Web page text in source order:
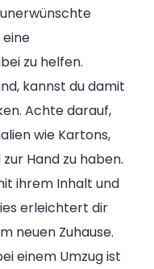
zu helfen.
kannst du damit
Achte darauf,
wie Kartons,
Hand zu haben.
ihrem Inhalt und
erleichtert dir
neuen Zuhause.
einem Umzug ist